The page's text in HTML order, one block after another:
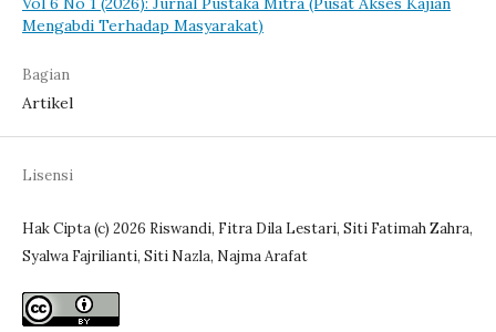
Mengabdi Terhadap Masyarakat)
Bagian
Artikel
Lisensi
Hak Cipta (c) 2026 Riswandi, Fitra Dila Lestari, Siti Fatimah Zahra,
Syalwa Fajrilianti, Siti Nazla, Najma Arafat